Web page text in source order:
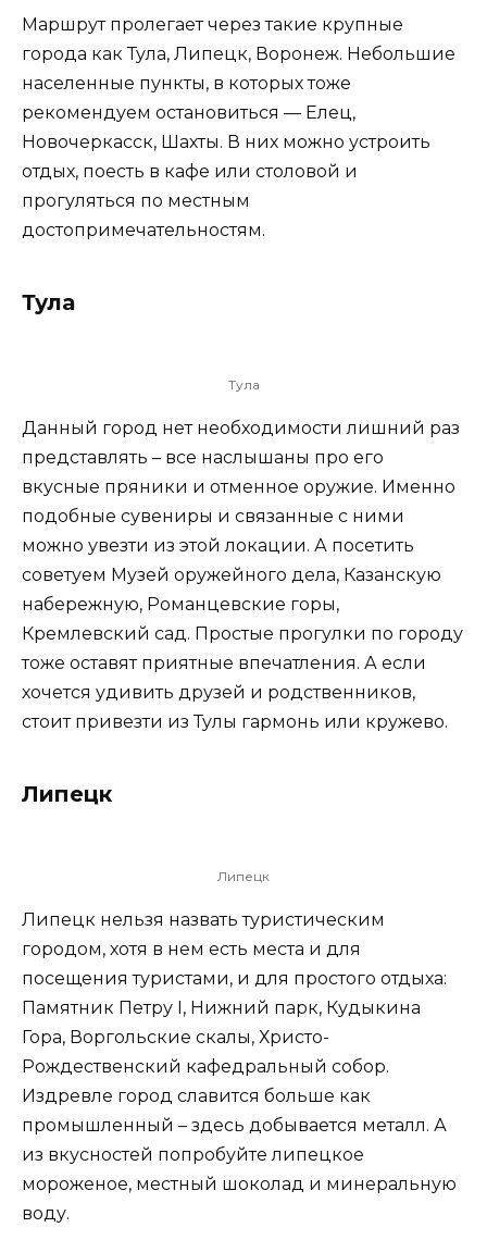
Маршрут пролегает через такие крупные
города как Тула, Липецк, Воронеж. Небольшие
населенные пункты, в которых тоже
рекомендуем остановиться — Елец,
Новочеркасск, Шахты. В них можно устроить
отдых, поесть в кафе или столовой и
прогуляться по местным
достопримечательностям.
Тула
Тула
Данный город нет необходимости лишний раз
представлять – все наслышаны про его
вкусные пряники и отменное оружие. Именно
подобные сувениры и связанные с ними
можно увезти из этой локации. А посетить
советуем Музей оружейного дела, Казанскую
набережную, Романцевские горы,
Кремлевский сад. Простые прогулки по городу
тоже оставят приятные впечатления. А если
хочется удивить друзей и родственников,
стоит привезти из Тулы гармонь или кружево.
Липецк
Липецк
Липецк нельзя назвать туристическим
городом, хотя в нем есть места и для
посещения туристами, и для простого отдыха:
Памятник Петру I, Нижний парк, Кудыкина
Гора, Воргольские скалы, Христо-
Рождественский кафедральный собор.
Издревле город славится больше как
промышленный – здесь добывается металл. А
из вкусностей попробуйте липецкое
мороженое, местный шоколад и минеральную
воду.